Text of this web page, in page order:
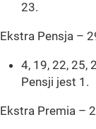
23.
Ekstra Pensja –
4, 19, 22, 25,
Pensji jest 1.
Ekstra Premia –